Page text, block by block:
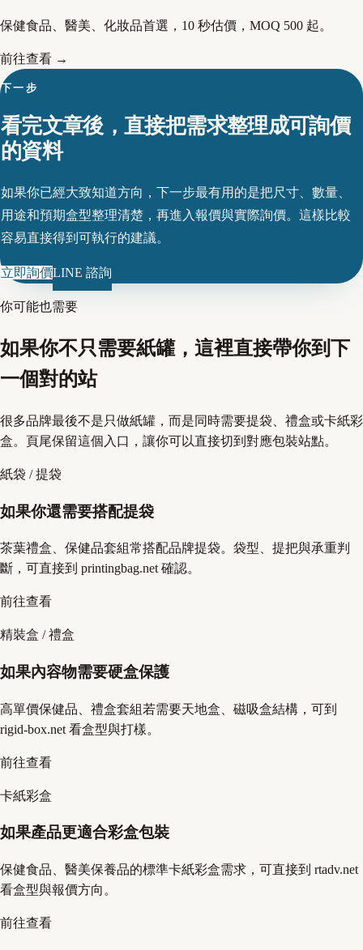
保健食品、醫美、化妝品首選，10 秒估價，MOQ 500 起。
前往查看 →
下一步
看完文章後，直接把需求整理成可詢價
的資料
如果你已經大致知道方向，下一步最有用的是把尺寸、數量、
用途和預期盒型整理清楚，再進入報價與實際詢價。這樣比較
容易直接得到可執行的建議。
立即詢價LINE 諮詢
你可能也需要
如果你不只需要紙罐，這裡直接帶你到下
一個對的站
很多品牌最後不是只做紙罐，而是同時需要提袋、禮盒或卡紙彩
盒。頁尾保留這個入口，讓你可以直接切到對應包裝站點。
紙袋 / 提袋
如果你還需要搭配提袋
茶葉禮盒、保健品套組常搭配品牌提袋。袋型、提把與承重判
斷，可直接到 printingbag.net 確認。
前往查看
精裝盒 / 禮盒
如果內容物需要硬盒保護
高單價保健品、禮盒套組若需要天地盒、磁吸盒結構，可到
rigid-box.net 看盒型與打樣。
前往查看
卡紙彩盒
如果產品更適合彩盒包裝
保健食品、醫美保養品的標準卡紙彩盒需求，可直接到 rtadv.net
看盒型與報價方向。
前往查看